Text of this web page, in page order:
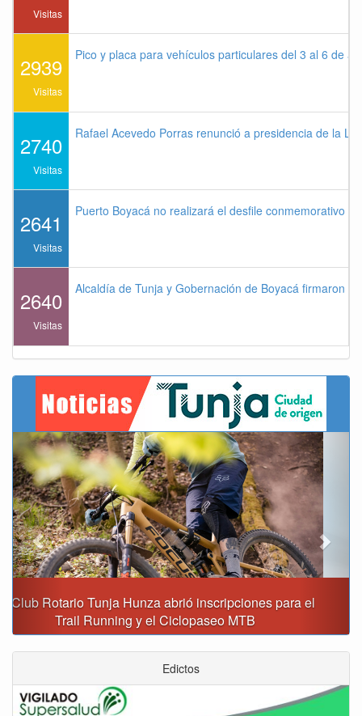
Visitas
2939
Visitas
Pico y placa para vehículos particulares del 3 al 6 de
2740
Visitas
Rafael Acevedo Porras renunció a presidencia de la
2641
Visitas
Puerto Boyacá no realizará el desfile conmemorativo
2640
Visitas
Alcaldía de Tunja y Gobernación de Boyacá firmaron
Reporte del tiempo en Boyacá para el lunes
Previous Next
Edictos